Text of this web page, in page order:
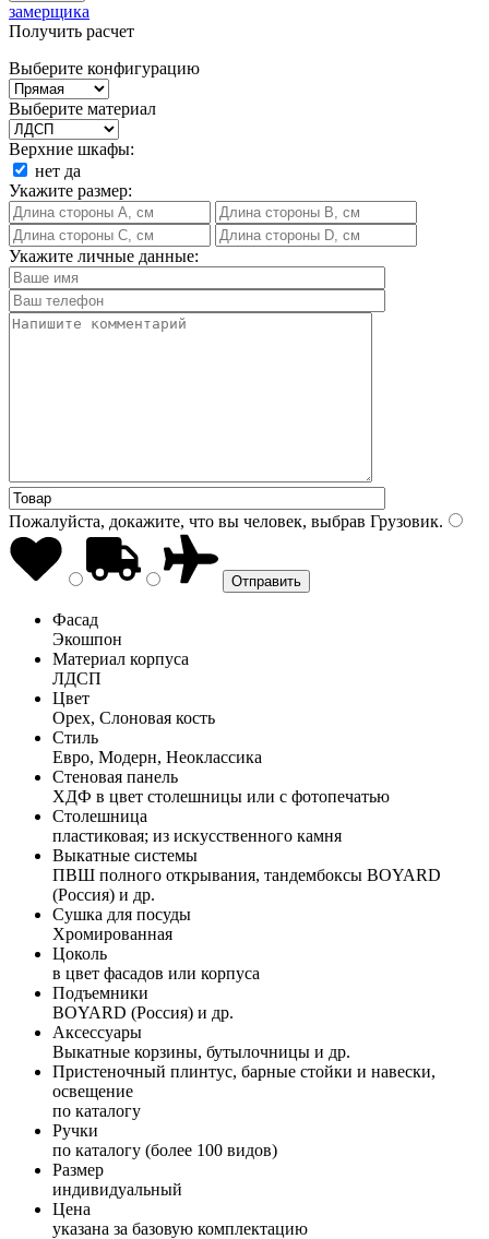
замерщика
Получить расчет
Выберите конфигурацию
Выберите материал
Верхние шкафы:
нет да
Укажите размер:
Укажите личные данные:
Пожалуйста, докажите, что вы человек, выбрав Грузовик.
Фасад
Экошпон
Материал корпуса
ЛДСП
Цвет
Орех, Слоновая кость
Стиль
Евро, Модерн, Неоклассика
Стеновая панель
ХДФ в цвет столешницы или с фотопечатью
Столешница
пластиковая; из искусственного камня
Выкатные системы
ПВШ полного открывания, тандембоксы BOYARD
(Россия) и др.
Сушка для посуды
Хромированная
Цоколь
в цвет фасадов или корпуса
Подъемники
BOYARD (Россия) и др.
Аксессуары
Выкатные корзины, бутылочницы и др.
Пристеночный плинтус, барные стойки и навески,
освещение
по каталогу
Ручки
по каталогу (более 100 видов)
Размер
индивидуальный
Цена
указана за базовую комплектацию